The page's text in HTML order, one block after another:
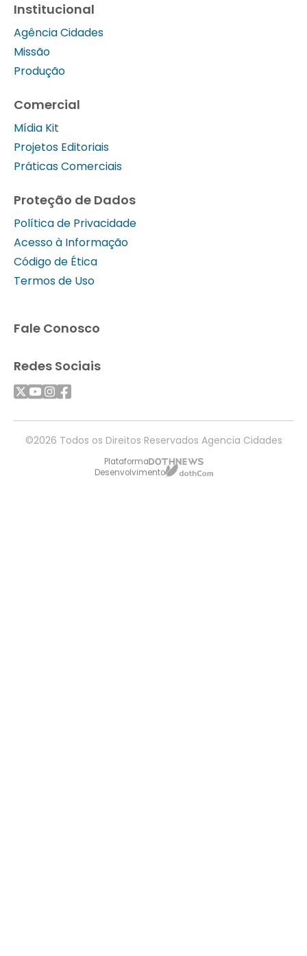
Institucional
Agência Cidades
Missão
Produção
Comercial
Mídia Kit
Projetos Editoriais
Práticas Comerciais
Proteção de Dados
Política de Privacidade
Acesso à Informação
Código de Ética
Termos de Uso
Fale Conosco
Redes Sociais
©2026 Todos os Direitos Reservados Agencia Cidades
Plataforma
Desenvolvimento